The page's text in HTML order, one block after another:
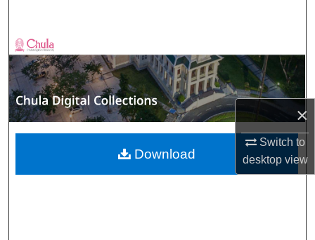
×
Switch to
desktopview
Browse Collections
My Account
About
Digital Commons Network™
Download